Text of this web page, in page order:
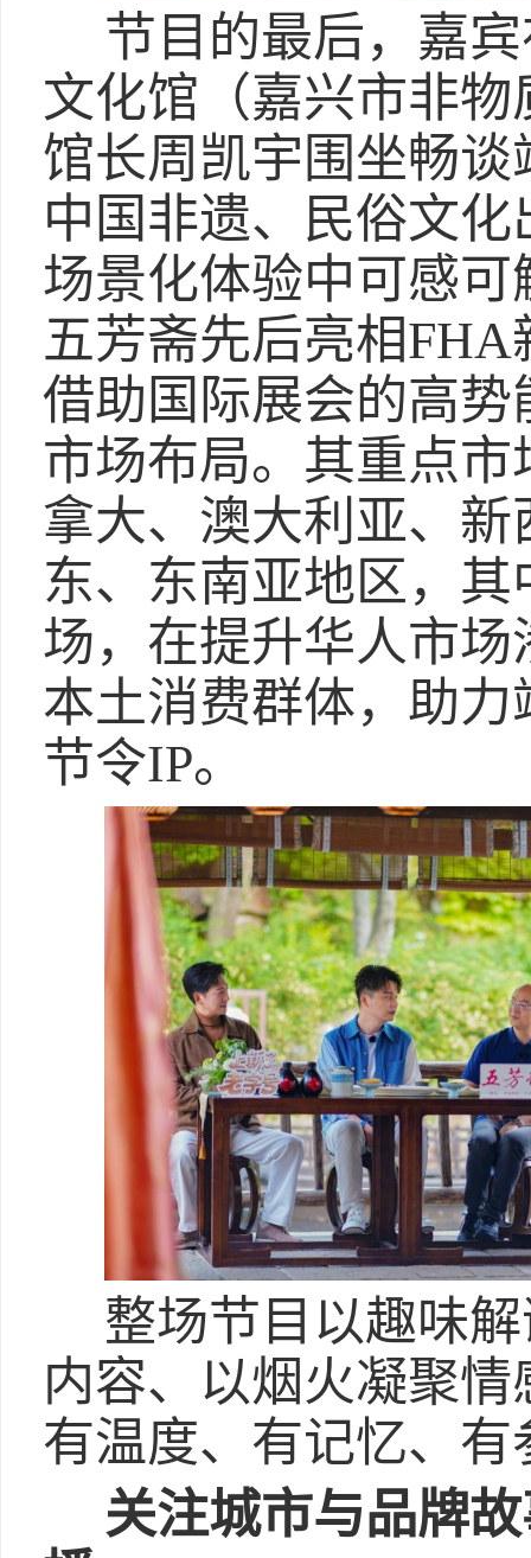
节目的最后，嘉
文化馆（嘉兴市非
馆长周凯宇围坐畅谈
中国非遗、民俗文
场景化体验中可感
五芳斋先后亮相
借助国际展会的高
市场布局。其重点
拿大、澳大利亚、
东、东南亚地区，
场，在提升华人市
本土消费群体，助
节令IP。
整场节目以趣味
内容、以烟火凝聚
有温度、有记忆、
关注城市与品牌